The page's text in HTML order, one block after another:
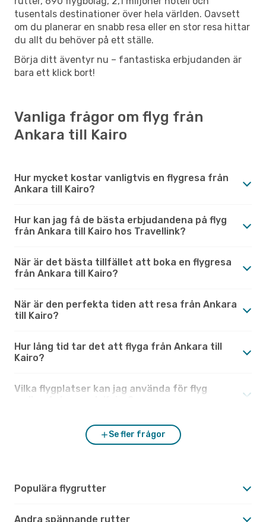
tusentals destinationer över hela världen. Oavsett
om du planerar en snabb resa eller en stor resa hittar
du allt du behöver på ett ställe.
Börja ditt äventyr nu – fantastiska erbjudanden är
bara ett klick bort!
Vanliga frågor om flyg från
Ankara till Kairo
Hur mycket kostar vanligtvis en flygresa från
Ankara till Kairo?
Hur kan jag få de bästa erbjudandena på flyg
från Ankara till Kairo hos Travellink?
När är det bästa tillfället att boka en flygresa
från Ankara till Kairo?
När är den perfekta tiden att resa från Ankara
till Kairo?
Hur lång tid tar det att flyga från Ankara till
Kairo?
Vilka flygplatser kan jag använda för flyg
Se fler frågor
Populära flygrutter
Andra spännande rutter